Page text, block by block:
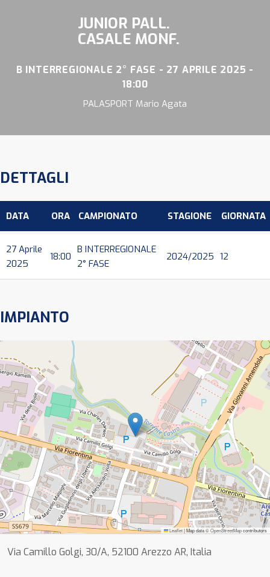
JUNIOR PALL.
CASALE MONF.
B INTERREGIONALE 2° FASE - 27 APRILE 2025 -
18:00
PALASPORT Mario Agata
DETTAGLI
DATA ORA CAMPIONATO STAGIONE GIORNATA
27 Aprile
2025
18:00
B INTERREGIONALE
2° FASE
2024/2025 12
IMPIANTO
Leaflet|Map data ©OpenStreetMapcontributors
Via Camillo Golgi, 30/A, 52100 Arezzo AR, Italia